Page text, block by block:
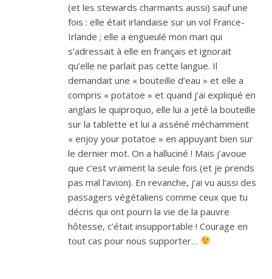
(et les stewards charmants aussi) sauf une
fois : elle était irlandaise sur un vol France-
Irlande ; elle a engueulé mon mari qui
s’adressait à elle en français et ignorait
qu’elle ne parlait pas cette langue. Il
demandait une « bouteille d’eau » et elle a
compris « potatoe » et quand j’ai expliqué en
anglais le quiproquo, elle lui a jeté la bouteille
sur la tablette et lui a asséné méchamment
« enjoy your potatoe » en appuyant bien sur
le dernier mot. On a halluciné ! Mais j’avoue
que c’est vraiment la seule fois (et je prends
pas mal l’avion). En revanche, j’ai vu aussi des
passagers végétaliens comme ceux que tu
décris qui ont pourri la vie de la pauvre
hôtesse, c’était insupportable ! Courage en
tout cas pour nous supporter…